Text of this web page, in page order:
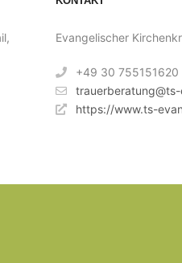
Evangelischer
+49 30 755151620
https://www.ts-